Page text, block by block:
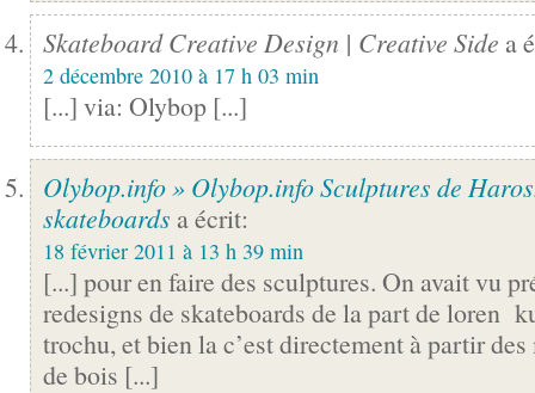
Skateboard Creative Design | Creative Side a
2 décembre 2010 à 17 h 03 min
[...] via: Olybop [...]
Olybop.info » Olybop.info Sculptures de
skateboards a écrit:
18 février 2011 à 13 h 39 min
[...] pour en faire des sculptures. On avait vu
redesigns de skateboards de la part de loren
trochu, et bien la c’est directement à partir
de bois [...]